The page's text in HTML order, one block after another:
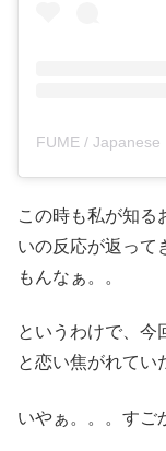
この時も私が知る
いの反応が返って
もんなぁ。。
というわけで、今
と恋い焦がれてい
いやぁ。。。すご